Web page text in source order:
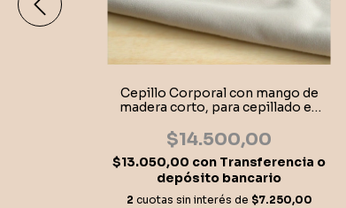
Cepillo Corporal con mango de
madera corto, para cepillado en
$14.500,00
$13.050,00 con Transferencia o
depósito bancario
2 cuotas sin interés de $7.250,00